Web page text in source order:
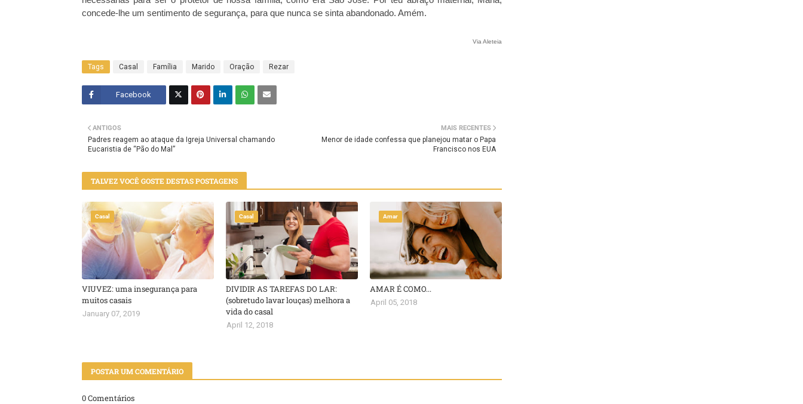
concede-lhe um sentimento de segurança, para que nunca se sinta abandonado. Amém.
Via Aleteia
Tags Casal Família Marido Oração Rezar
Facebook
MAIS RECENTES
Menor de idade confessa que planejou matar o Papa
Francisco nos EUA
ANTIGOS
Padres reagem ao ataque da Igreja Universal chamando
Eucaristia de “Pão do Mal”
TALVEZ VOCÊ GOSTE DESTAS POSTAGENS
Casal
VIUVEZ: uma insegurança para
muitos casais
January 07, 2019
Casal
DIVIDIR AS TAREFAS DO LAR:
(sobretudo lavar louças) melhora a
vida do casal
April 12, 2018
Amar
AMAR É COMO...
April 05, 2018
POSTAR UM COMENTÁRIO
0 Comentários